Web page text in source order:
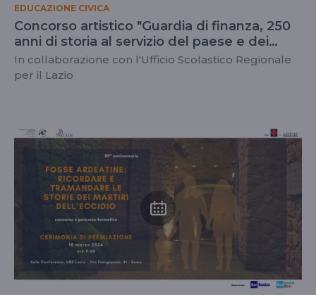
EDUCAZIONE CIVICA
Concorso artistico "Guardia di finanza, 250
anni di storia al servizio del paese e dei
cittadini. Nella tradizione il futuro"
In collaborazione con l'Ufficio Scolastico Regionale
per il Lazio